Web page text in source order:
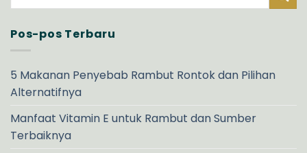
Pos-pos Terbaru
5 Makanan Penyebab Rambut Rontok dan Pilihan
Alternatifnya
Manfaat Vitamin E untuk Rambut dan Sumber
Terbaiknya